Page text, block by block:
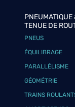
PNEUMATIQUE
TENUE DE
PNEUS
ÉQUILIBRAGE
PARALLÉLISME
GÉOMÉTRIE
TRAINS